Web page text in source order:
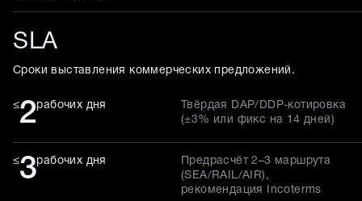
SLA
Сроки выставления коммерческих предложений.
≤2рабочих дня
Твёрдая DAP/DDP-котировка
(±3% или фикс на 14 дней)
≤3рабочих дня
Предрасчёт 2–3 маршрута
(SEA/RAIL/AIR),
рекомендация Incoterms